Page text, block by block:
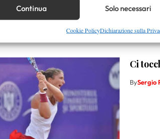
i dispositivi in base alle informazioni trasmesse
la sicurezza, prevenire e rilevare frodi,
e presentare pubblicità e contenuto, Salvare
sulla privacy.
Continua Solo necessari
Cookie PolicyDichiarazione sulla
Ci
BySergio